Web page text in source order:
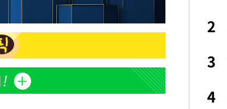
2
"손 떨림 포착"…카라 한승연, 건강 괜찮나
팬들 '걱정'
3
차가원 "○○○ 까면 주변 다 죽어"…전세금
미반환 속 녹취 폭로 파장
4 용산어린이정원 앞 즐비한 근조화환, 왜?
2
3
4